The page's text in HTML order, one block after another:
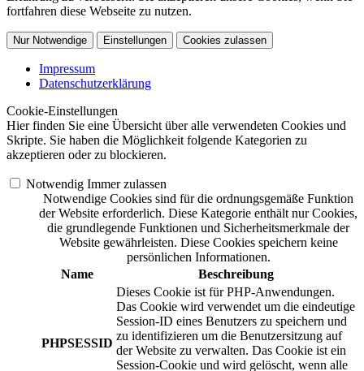
fortfahren diese Webseite zu nutzen.
Nur Notwendige Einstellungen Cookies zulassen
Impressum
Datenschutzerklärung
Cookie-Einstellungen
Hier finden Sie eine Übersicht über alle verwendeten Cookies und
Skripte. Sie haben die Möglichkeit folgende Kategorien zu
akzeptieren oder zu blockieren.
Notwendig Immer zulassen
Notwendige Cookies sind für die ordnungsgemäße Funktion
der Website erforderlich. Diese Kategorie enthält nur Cookies,
die grundlegende Funktionen und Sicherheitsmerkmale der
Website gewährleisten. Diese Cookies speichern keine
persönlichen Informationen.
Name
Beschreibung
PHPSESSID
Dieses Cookie ist für PHP-Anwendungen.
Das Cookie wird verwendet um die eindeutige
Session-ID eines Benutzers zu speichern und
zu identifizieren um die Benutzersitzung auf
der Website zu verwalten. Das Cookie ist ein
Session-Cookie und wird gelöscht, wenn alle